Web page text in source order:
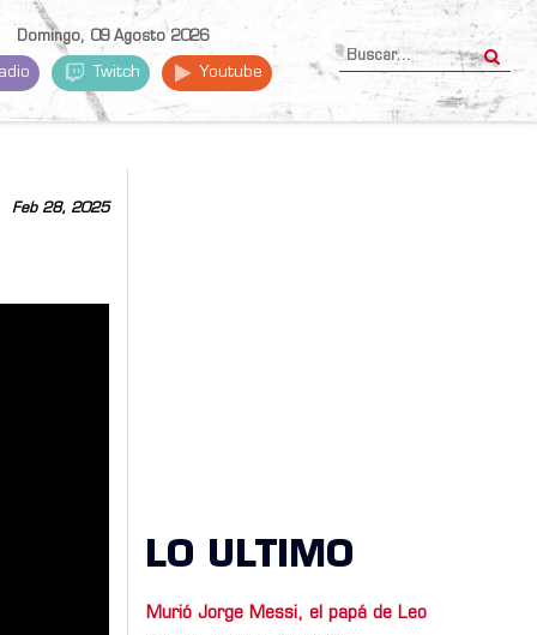
Domingo, 09 Agosto 2026
Twitch Youtube
Feb 28, 2025
LO ULTIMO
Murió Jorge Messi, el papá de Leo